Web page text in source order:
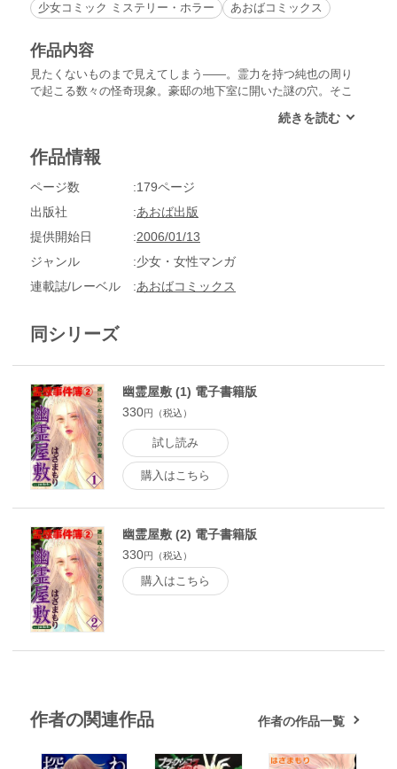
少女コミック ミステリー・ホラー
あおばコミックス
作品内容
見たくないものまで見えてしまう――。霊力を持つ純也の周り
で起こる数々の怪奇現象。豪邸の地下室に開いた謎の穴。そこ
死・保険金殺人・霊に魅入られた女優、廃屋と化した屋敷を舞
ラー「吸血の館」「復活の宴」「幽霊屋敷」のシリーズ３部作
作品情報
ページ数
179ページ
出版社
あおば出版
提供開始日
2006/01/13
ジャンル
少女・女性マンガ
連載誌/レーベル
あおばコミックス
同シリーズ
幽霊屋敷 (1) 電子書籍版
330円（税込）
試し読み
購入はこちら
幽霊屋敷 (2) 電子書籍版
330円（税込）
購入はこちら
作者の関連作品 作者の作品一覧